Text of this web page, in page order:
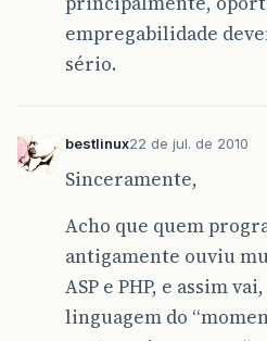
empregabilidade
sério.
bestlinux22 de jul. de 2010
Sinceramente,
Acho que quem
antigamente ouviu
ASP e PHP, e assim
linguagem do